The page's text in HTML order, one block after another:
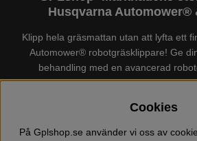
Husqvarna Automower®
Klipp hela gräsmattan utan att lyfta ett
Automower® robotgräsklippare! Ge
behandling med en avancerad
Husqvarna. Det finns enHusqvarna
marknadens största urval av tillbehör
Husqvarna Automower® och
Cookies
På Gplshop.se använder vi oss av